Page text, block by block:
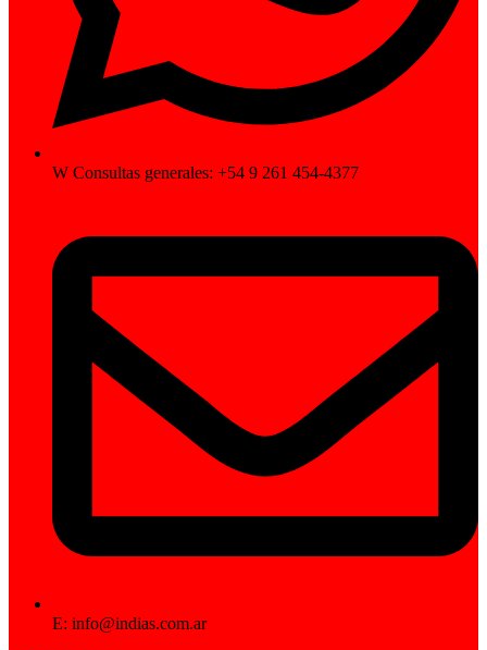
W Consultas generales: +54 9 261 454-4377
E: info@indias.com.ar